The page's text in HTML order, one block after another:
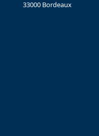
33000 Bordeaux